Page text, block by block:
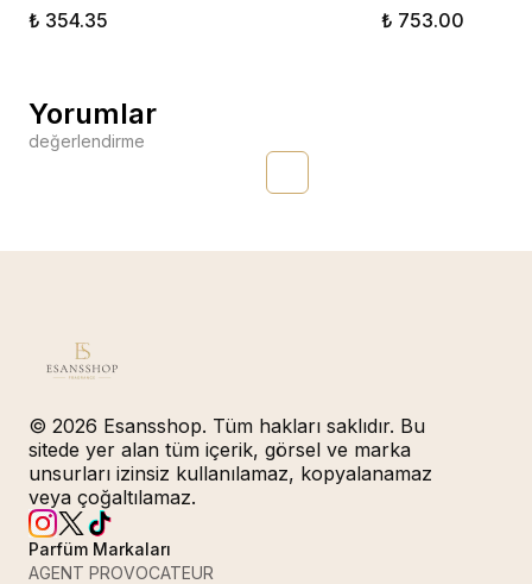
₺ 354.35 ₺ 753.00
Yorumlar
değerlendirme
© 2026 Esansshop. Tüm hakları saklıdır. Bu
sitede yer alan tüm içerik, görsel ve marka
unsurları izinsiz kullanılamaz, kopyalanamaz
veya çoğaltılamaz.
Parfüm Markaları
AGENT PROVOCATEUR